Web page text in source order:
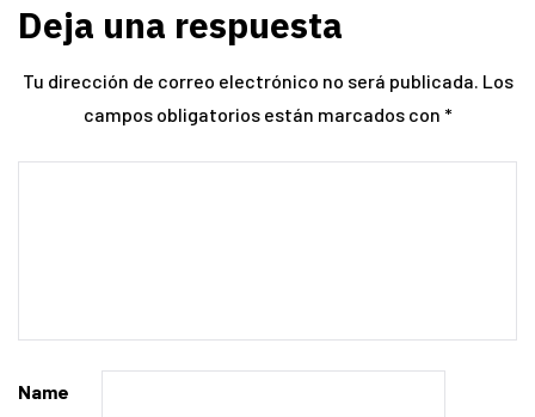
Deja una respuesta
Tu dirección de correo electrónico no será publicada. Los
campos obligatorios están marcados con *
Name